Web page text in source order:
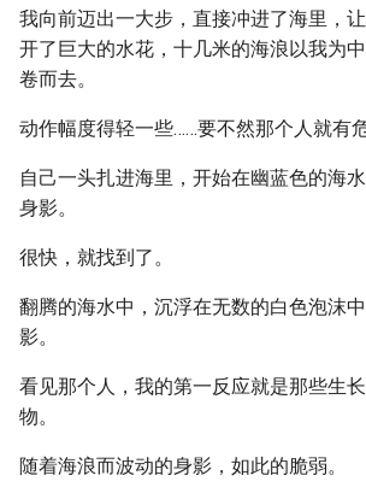
我向前迈出一大步，直接冲进了海里，
开了巨大的水花，十几米的海浪以我为
卷而去。
动作幅度得轻一些……要不然那个人就有危
自己一头扎进海里，开始在幽蓝色的海
身影。
很快，就找到了。
翻腾的海水中，沉浮在无数的白色泡沫
影。
看见那个人，我的第一反应就是那些生
物。
随着海浪而波动的身影，如此的脆弱。